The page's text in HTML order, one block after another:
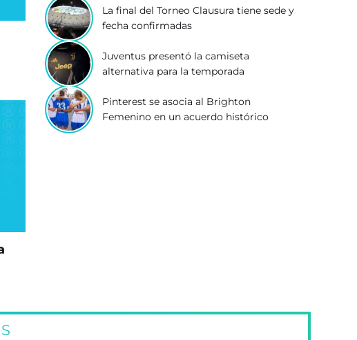
La final del Torneo Clausura tiene sede y
fecha confirmadas
Juventus presentó la camiseta
alternativa para la temporada
Pinterest se asocia al Brighton
Femenino en un acuerdo histórico